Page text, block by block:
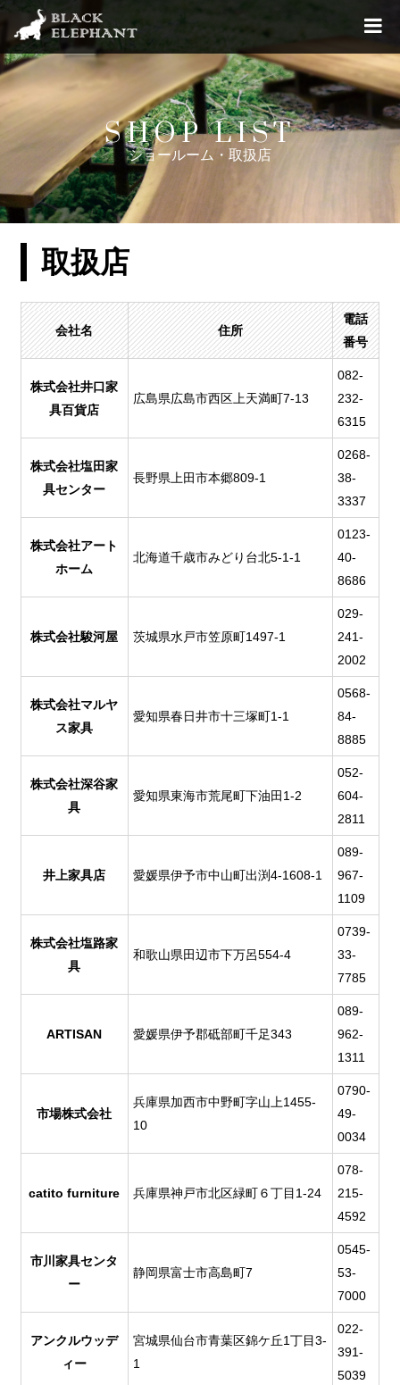
SHOP LIST
ショールーム・取扱店
取扱店
会社名 住所
電話
番号
株式会社井口家
具百貨店
広島県広島市西区上天満町7-13
082-
232-
6315
株式会社塩田家
具センター
長野県上田市本郷809-1
0268-
38-
3337
株式会社アート
ホーム
北海道千歳市みどり台北5-1-1
0123-
40-
8686
株式会社駿河屋 茨城県水戸市笠原町1497-1
029-
241-
2002
株式会社マルヤ
ス家具
愛知県春日井市十三塚町1-1
0568-
84-
8885
株式会社深谷家
具
愛知県東海市荒尾町下油田1-2
052-
604-
2811
井上家具店 愛媛県伊予市中山町出渕4-1608-1
089-
967-
1109
株式会社塩路家
具
和歌山県田辺市下万呂554-4
0739-
33-
7785
ARTISAN 愛媛県伊予郡砥部町千足343
089-
962-
1311
市場株式会社
兵庫県加西市中野町字山上1455-
10
0790-
49-
0034
catito furniture 兵庫県神戸市北区緑町６丁目1-24
078-
215-
4592
市川家具センタ
ー
静岡県富士市高島町7
0545-
53-
7000
アンクルウッデ
ィー
宮城県仙台市青葉区錦ケ丘1丁目3-
1
022-
391-
5039